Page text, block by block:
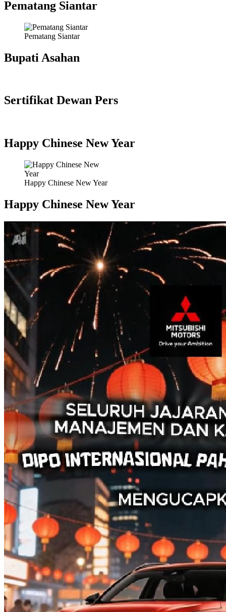
Pematang Siantar
Pematang Siantar
Bupati Asahan
Sertifikat Dewan Pers
Happy Chinese New Year
Happy Chinese New Year
Happy Chinese New Year